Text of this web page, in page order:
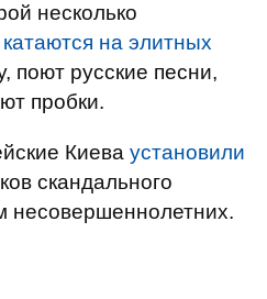
несколько
на элитных
поют русские песни,
пробки.
Киева установили
скандального
несовершеннолетних.